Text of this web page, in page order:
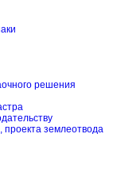
решения
проекта землеотвода